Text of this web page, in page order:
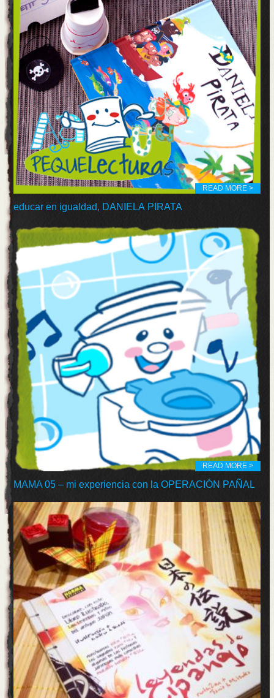
READ MORE >
educar en igualdad, DANIELA PIRATA
READ MORE >
MAMA 05 – mi experiencia con la OPERACIÓN PAÑAL